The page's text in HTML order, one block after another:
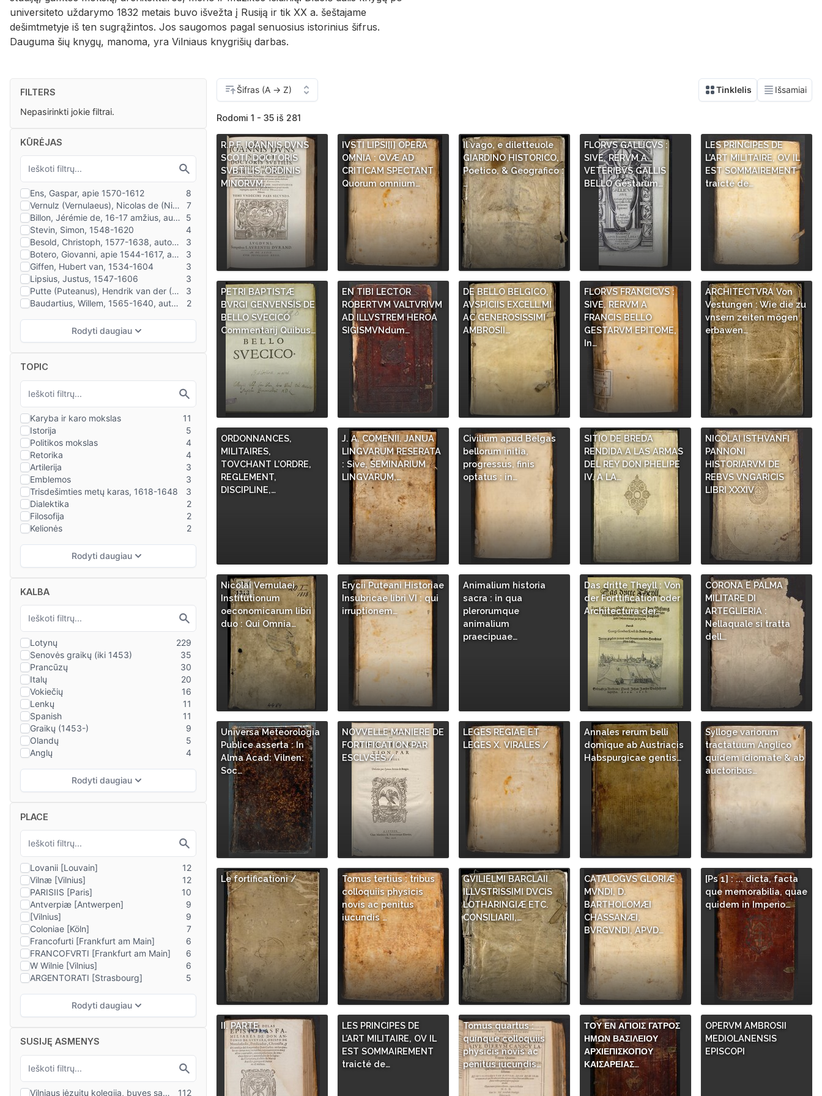
universiteto uždarymo 1832 metais buvo išvežta į Rusiją ir tik XX a. šeštajame
dešimtmetyje iš ten sugrąžintos. Jos saugomos pagal senuosius istorinius šifrus.
Dauguma šių knygų, manoma, yra Vilniaus knygrišių darbas.
FILTERS
Nepasirinkti jokie filtrai.
KŪRĖJAS
TOPIC
KALBA
PLACE
SUSIJĘ ASMENYS
Rodomi 1 - 35 iš 281
R.P.F. IOANNIS DVNS
SCOTI, DOCTORIS
SVBTILIS, ORDINIS
MINORVM,…
IVSTI LIPSI[I] OPERA
OMNIA : QVÆ AD
CRITICAM SPECTANT
Quorum omnium…
Il vago, e diletteuole
GIARDINO HISTORICO,
Poetico, & Geografico :
…
FLORVS GALLICVS :
SIVE, RERVM A
VETERIBVS GALLIS
BELLO Gestarum…
LES PRINCIPES DE
L’ART MILITAIRE, OV IL
EST SOMMAIREMENT
traicté de…
PETRI BAPTISTÆ
BVRGI GENVENSIS DE
BELLO SVECICO
Commentarij Quibus…
EN TIBI LECTOR
ROBERTVM VALTVRIVM
AD ILLVSTREM HEROA
SIGISMVNdum…
DE BELLO BELGICO,
AVSPICIIS EXCELL.MI
AC GENEROSISSIMI
AMBROSII…
FLORVS FRANCICVS :
SIVE, RERVM A
FRANCIS BELLO
GESTARVM EPITOME,
In…
ARCHITECTVRA Von
Vestungen : Wie die zu
vnsern zeiten mögen
erbawen…
ORDONNANCES,
MILITAIRES,
TOVCHANT L’ORDRE,
REGLEMENT,
DISCIPLINE,…
J. A. COMENII. JANUA
LINGVARUM RESERATA
: Sive, SEMINARIUM
LINGVARUM,…
Civilium apud Belgas
bellorum initia,
progressus, finis
optatus : in…
SITIO DE BREDA
RENDIDA A LAS ARMAS
DEL REY DON PHELIPE
IV. A LA…
NICOLAI ISTHVANFI
PANNONI
HISTORIARVM DE
REBVS VNGARICIS
LIBRI XXXIV
Nicolai Vernulaei
Institutionum
oeconomicarum libri
duo : Qui Omnia…
Erycii Puteani Historiae
Insubricae libri VI : qui
irruptionem…
Animalium historia
sacra : in qua
plerorumque
animalium
praecipuae…
Das dritte Theyll : Von
der Forttification oder
Architectura der…
CORONA E PALMA
MILITARE DI
ARTEGLIERIA :
Nellaquale si tratta
dell…
Universa Meteorologia
Publice asserta : In
Alma Acad: Vilnen:
Soc…
NOVVELLE MANIERE DE
FORTIFICATION PAR
ESCLVSES /
LEGES REGIAE ET
LEGES X. VIRALES /
Annales rerum belli
domique ab Austriacis
Habspurgicae gentis…
Sylloge variorum
tractatuum Anglico
quidem idiomate & ab
auctoribus…
Le fortificationi /
Tomus tertius : tribus
colloquiis physicis
novis ac penitus
iucundis …
GVILIELMI BARCLAII
ILLVSTRISSIMI DVCIS
LOTHARINGIÆ ETC.
CONSILIARII,…
CATALOGVS GLORIÆ
MVNDI, D.
BARTHOLOMÆI
CHASSANÆI,
BVRGVNDI, APVD…
[Ps 1] : ... dicta, facta
que memorabilia, quae
quidem in Imperio…
II. PARTE
LES PRINCIPES DE
L’ART MILITAIRE, OV IL
EST SOMMAIREMENT
traicté de…
Tomus quartus :
quinque colloquiis
physicis novis ac
penitus iucundis…
ΤΟΥ ΕΝ ΑΓΙΟΙΣ ΓΑΤΡΟΣ
ΗΜΩΝ ΒΑΣΙΛΕΙΟΥ
ΑΡΧΙΕΠΙΣΚΟΠΟΥ
ΚΑΙΣΑΡΕΙΑΣ…
OPERVM AMBROSII
MEDIOLANENSIS
EPISCOPI